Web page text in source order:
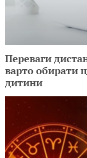
Переваги
варто обирати
дитини